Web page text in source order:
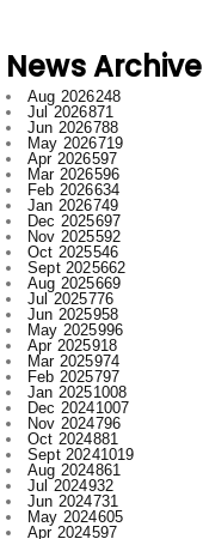
News Archive
Aug 2026248
Jul 2026871
Jun 2026788
May 2026719
Apr 2026597
Mar 2026596
Feb 2026634
Jan 2026749
Dec 2025697
Nov 2025592
Oct 2025546
Sept 2025662
Aug 2025669
Jul 2025776
Jun 2025958
May 2025996
Apr 2025918
Mar 2025974
Feb 2025797
Jan 20251008
Dec 20241007
Nov 2024796
Oct 2024881
Sept 20241019
Aug 2024861
Jul 2024932
Jun 2024731
May 2024605
Apr 2024597